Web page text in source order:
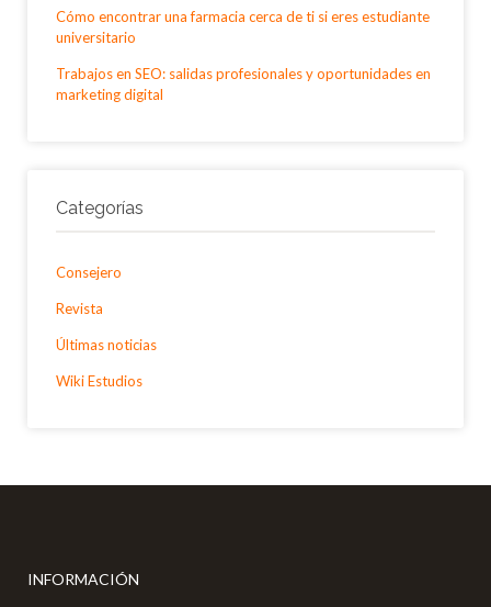
Cómo encontrar una farmacia cerca de ti si eres estudiante
universitario
Trabajos en SEO: salidas profesionales y oportunidades en
marketing digital
Categorías
Consejero
Revista
Últimas noticias
Wiki Estudios
INFORMACIÓN